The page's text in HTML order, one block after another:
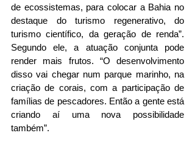
de ecossistemas, para colocar a Bahia no
destaque do turismo regenerativo, do
turismo científico, da geração de renda”.
Segundo ele, a atuação conjunta pode
render mais frutos. “O desenvolvimento
disso vai chegar num parque marinho, na
criação de corais, com a participação de
famílias de pescadores. Então a gente está
criando aí uma nova possibilidade
também”.